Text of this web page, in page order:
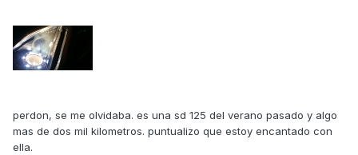
perdon, se me olvidaba. es una sd 125 del verano pasado y algo
mas de dos mil kilometros. puntualizo que estoy encantado con
ella.